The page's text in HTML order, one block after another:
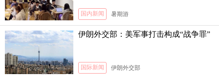
国内新闻 暑期游
伊朗外交部：美军事打击构成“战争罪”
国际新闻 伊朗外交部